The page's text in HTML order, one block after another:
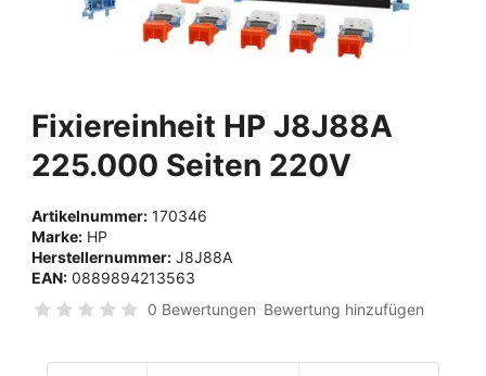
Fixiereinheit HP J8J88A
225.000 Seiten 220V
Artikelnummer: 170346
Marke: HP
Herstellernummer: J8J88A
EAN: 0889894213563
0 Bewertungen Bewertung hinzufügen